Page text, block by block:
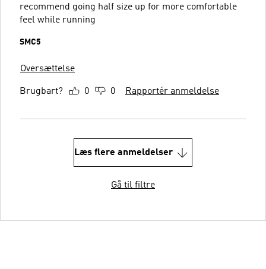
recommend going half size up for more comfortable
feel while running
SMC5
Oversættelse
Brugbart? 0 0 Rapportér anmeldelse
Læs flere anmeldelser
Gå til filtre